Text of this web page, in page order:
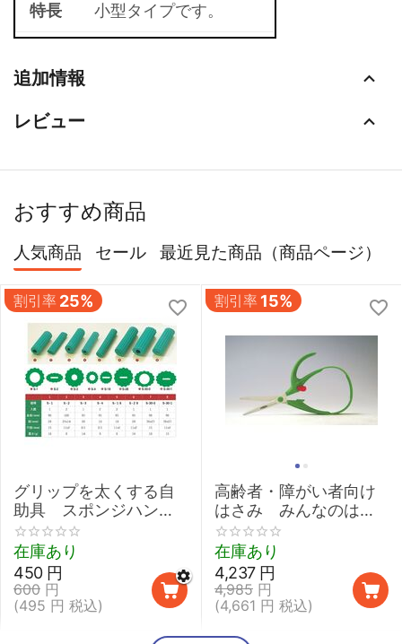
特長 小型タイプです。
追加情報
レビュー
おすすめ商品
人気商品 セール 最近見た商品（商品ページ）
割引率 25%
グリップを太くする自
助具 スポンジハンド
ル 【介護 握力 弱い
鉛筆 取り外し 太柄スプ
ーン】
在庫あり
600 円
450 円
(495 円 税込)
割引率 15%
高齢者・障がい者向け
はさみ みんなのはさ
みmimi
在庫あり
4,985 円
4,237 円
(4,661 円 税込)